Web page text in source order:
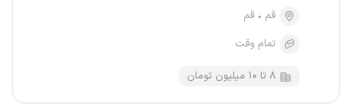
قم
قم
تمام وقت
۸ تا ۱۰ میلیون تومان